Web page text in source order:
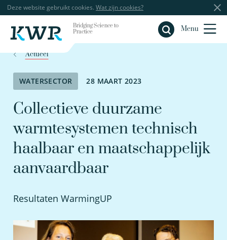
Deze website gebruikt cookies. Wat zijn cookies?
Bridging Science to
Practice
Menu
Sluiten
Actueel
WATERSECTOR 28 MAART 2023
Collectieve duurzame
warmtesystemen technisch
haalbaar en maatschappelijk
aanvaardbaar
Resultaten WarmingUP